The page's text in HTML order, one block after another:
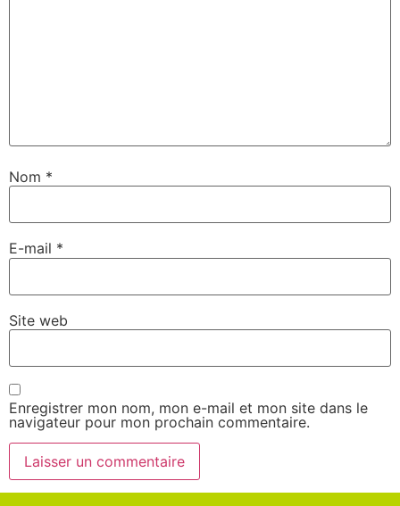
Nom *
E-mail *
Site web
Enregistrer mon nom, mon e-mail et mon site dans le
navigateur pour mon prochain commentaire.